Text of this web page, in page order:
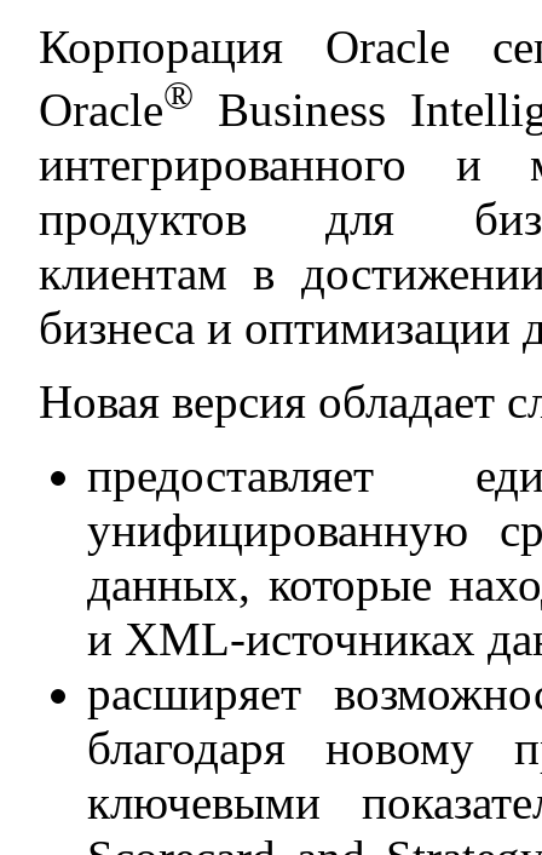
Корпорация Oracle
Oracle®
Business
интегрированного и
продуктов для
клиентам в
бизнеса и оптимизации
Новая версия
предоставляет
унифицированную
данных, которые
и XML-источниках
расширяет
благодаря новому
ключевыми